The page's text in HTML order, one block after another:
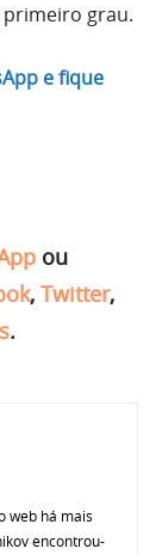
grau.
e fique
ou
, Twitter,
.
web há mais
encontrou-